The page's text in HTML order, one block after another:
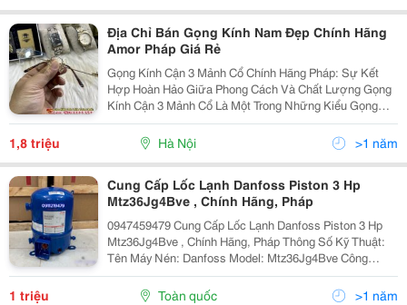
Địa Chỉ Bán Gọng Kính Nam Đẹp Chính Hãng
Amor Pháp Giá Rẻ
Gọng Kính Cận 3 Mảnh Cổ Chính Hãng Pháp: Sự Kết
Hợp Hoàn Hảo Giữa Phong Cách Và Chất Lượng Gọng
Kính Cận 3 Mảnh Cổ Là Một Trong Những Kiểu Gọng
Kính Phổ Biến Nhất Trên Thị Trường Hiện Nay. Với Thiết
Kế Cổ Điển Và Thanh Lịch, Gọng Kính Này Phù Hợp...
1,8 triệu Hà Nội >1 năm
Cung Cấp Lốc Lạnh Danfoss Piston 3 Hp
Mtz36Jg4Bve , Chính Hãng, Pháp
0947459479 Cung Cấp Lốc Lạnh Danfoss Piston 3 Hp
Mtz36Jg4Bve , Chính Hãng, Pháp Thông Số Kỹ Thuật:
Tên Máy Nén: Danfoss Model: Mtz36Jg4Bve Công
Suất: 3Hp ( 3 Ngựa) Gas: R404/R407 Điện Áp:
380V/50Hz Ngoài Ra...
1 triệu Toàn quốc >1 năm